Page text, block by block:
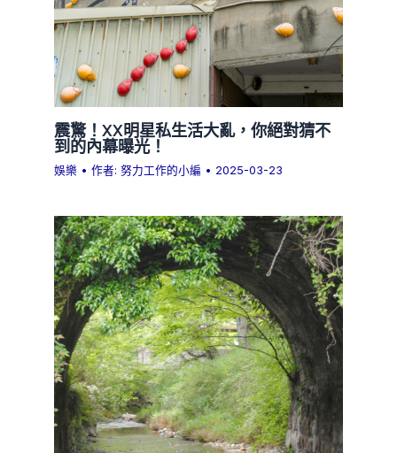
震驚！XX明星私生活大亂，你絕對猜不
到的內幕曝光！
娛樂 • 作者:努力工作的小編 • 2025-03-23